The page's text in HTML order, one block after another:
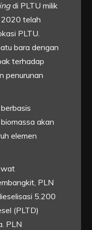
di PLTU milik
2020 telah
PLTU.
bara dengan
terhadap
penurunan
akan
elemen
PLN
5.200
(PLTD)
PLN